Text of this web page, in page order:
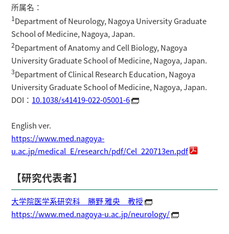
所属名：
1Department of Neurology, Nagoya University Graduate
School of Medicine, Nagoya, Japan.
2Department of Anatomy and Cell Biology, Nagoya
University Graduate School of Medicine, Nagoya, Japan.
3Department of Clinical Research Education, Nagoya
University Graduate School of Medicine, Nagoya, Japan.
DOI： 10.1038/s41419-022-05001-6
English ver.
https://www.med.nagoya-
u.ac.jp/medical_E/research/pdf/Cel_220713en.pdf
【研究代表者】
大学院医学系研究科 勝野 雅央 教授
https://www.med.nagoya-u.ac.jp/neurology/